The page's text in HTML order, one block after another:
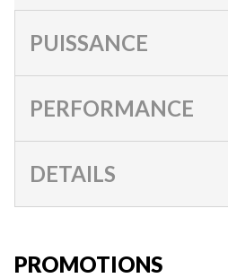
PUISSANCE
PERFORMANCE
DETAILS
PROMOTIONS